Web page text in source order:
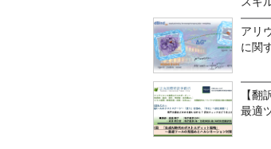
アリ
に関
【翻
最適